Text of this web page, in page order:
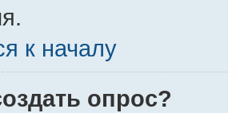
к началу
опрос?